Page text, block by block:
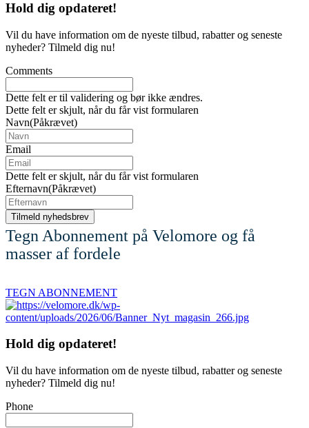
Hold dig opdateret!
Vil du have information om de nyeste tilbud, rabatter og seneste
nyheder? Tilmeld dig nu!
Comments
Dette felt er til validering og bør ikke ændres.
Dette felt er skjult, når du får vist formularen
Navn(Påkrævet)
Email
Dette felt er skjult, når du får vist formularen
Efternavn(Påkrævet)
Tegn Abonnement på Velomore og få
masser af fordele
TEGN ABONNEMENT
Hold dig opdateret!
Vil du have information om de nyeste tilbud, rabatter og seneste
nyheder? Tilmeld dig nu!
Phone